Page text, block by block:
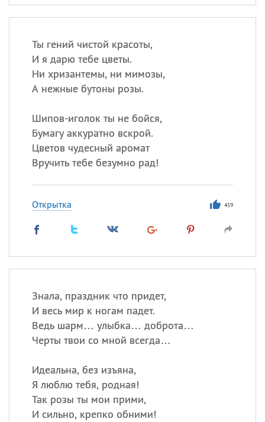
Ты гений чистой красоты,
И я дарю тебе цветы.
Ни хризантемы, ни мимозы,
А нежные бутоны розы.
Шипов-иголок ты не бойся,
Бумагу аккуратно вскрой.
Цветов чудесный аромат
Вручить тебе безумно рад!
Открытка 459
Знала, праздник что придет,
И весь мир к ногам падет.
Ведь шарм… улыбка… доброта…
Черты твои со мной всегда…
Идеальна, без изъяна,
Я люблю тебя, родная!
Так розы ты мои прими,
И сильно, крепко обними!